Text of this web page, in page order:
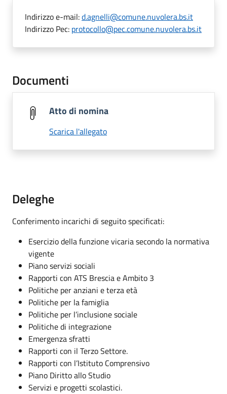
Indirizzo e-mail:d.agnelli@comune.nuvolera.bs.it
Indirizzo Pec: protocollo@pec.comune.nuvolera.bs.it
Documenti
Atto di nomina
Scarica l'allegato
Deleghe
Conferimento incarichi di seguito specificati:
Esercizio della funzione vicaria secondo la normativa
vigente
Piano servizi sociali
Rapporti con ATS Brescia e Ambito 3
Politiche per anziani e terza età
Politiche per la famiglia
Politiche per l’inclusione sociale
Politiche di integrazione
Emergenza sfratti
Rapporti con il Terzo Settore.
Rapporti con l’Istituto Comprensivo
Piano Diritto allo Studio
Servizi e progetti scolastici.